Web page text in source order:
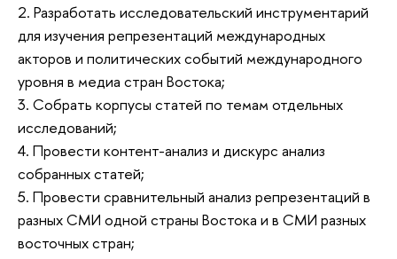
2. Разработать исследовательский инструментарий
для изучения репрезентаций международных
акторов и политических событий международного
уровня в медиа стран Востока;
3. Собрать корпусы статей по темам отдельных
исследований;
4. Провести контент-анализ и дискурс анализ
собранных статей;
5. Провести сравнительный анализ репрезентаций в
разных СМИ одной страны Востока и в СМИ разных
восточных стран;